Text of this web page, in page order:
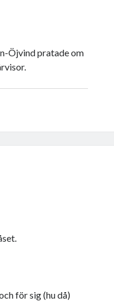
Öjvind pratade om
för sig (hu då)